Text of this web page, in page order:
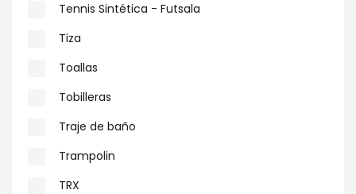
Tennis Sintética - Futsala
Tiza
Toallas
Tobilleras
Traje de baño
Trampolin
TRX